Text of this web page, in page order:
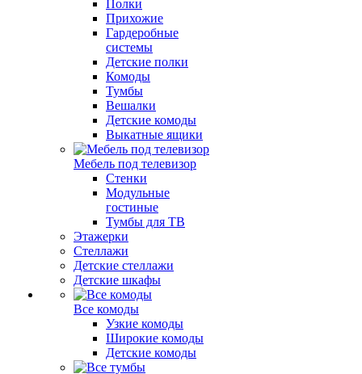
Полки
Прихожие
Гардеробные
системы
Детские полки
Комоды
Тумбы
Вешалки
Детские комоды
Выкатные ящики
Мебель под телевизор
Стенки
Модульные
гостиные
Тумбы для ТВ
Этажерки
Стеллажи
Детские стеллажи
Детские шкафы
Все комоды
Узкие комоды
Широкие комоды
Детские комоды